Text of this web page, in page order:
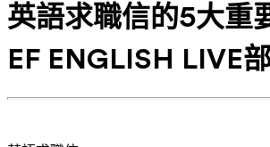
英語求職信的5大重
EF ENGLISH LIVE